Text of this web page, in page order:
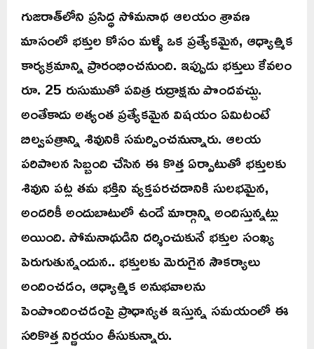
గుజరాత్‌లోని ప్రసిద్ధ సోమనాథ ఆలయం శ్రావణ
మాసంలో భక్తుల కోసం మళ్ళీ ఒక ప్రత్యేకమైన, ఆధ్యాత్మిక
కార్యక్రమాన్ని ప్రారంభించనుంది. ఇప్పుడు భక్తులు కేవలం
రూ. 25 రుసుముతో పవిత్ర రుద్రాక్షను పొందవచ్చు.
అంతేకాదు అత్యంత ప్రత్యేకమైన విషయం ఏమిటంటే
బిల్వపత్రాన్ని శివునికి సమర్పించనున్నారు. ఆలయ
పరిపాలన సిబ్బంది చేసిన ఈ కొత్త ఏర్పాటుతో భక్తులకు
శివుని పట్ల తమ భక్తిని వ్యక్తపరచడానికి సులభమైన,
అందరికీ అందుబాటులో ఉండే మార్గాన్ని అందిస్తున్నట్లు
అయింది. సోమనాథుడిని దర్శించుకునే భక్తుల సంఖ్య
పెరుగుతున్నందున.. భక్తులకు మెరుగైన సౌకర్యాలు
అందించడం, ఆధ్యాత్మిక అనుభవాలను
పెంపొందించడంపై ప్రాధాన్యత ఇస్తున్న సమయంలో ఈ
సరికొత్త నిర్ణయం తీసుకున్నారు.